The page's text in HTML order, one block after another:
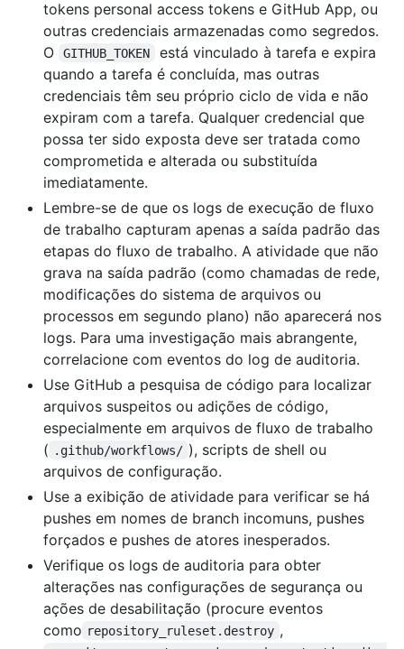
tokens personal access tokens e GitHub App, ou
outras credenciais armazenadas como segredos.
O
GITHUB_TOKEN
está vinculado à tarefa e expira
quando a tarefa é concluída, mas outras
credenciais têm seu próprio ciclo de vida e não
expiram com a tarefa. Qualquer credencial que
possa ter sido exposta deve ser tratada como
comprometida e alterada ou substituída
imediatamente.
Lembre-se de que os logs de execução de fluxo
de trabalho capturam apenas a saída padrão das
etapas do fluxo de trabalho. A atividade que não
grava na saída padrão (como chamadas de rede,
modificações do sistema de arquivos ou
processos em segundo plano) não aparecerá nos
logs. Para uma investigação mais abrangente,
correlacione com eventos do log de auditoria.
Use GitHub a pesquisa de código para localizar
arquivos suspeitos ou adições de código,
especialmente em arquivos de fluxo de trabalho
( .github/workflows/ ), scripts de shell ou
arquivos de configuração.
Use a exibição de atividade para verificar se há
pushes em nomes de branch incomuns, pushes
forçados e pushes de atores inesperados.
Verifique os logs de auditoria para obter
alterações nas configurações de segurança ou
ações de desabilitação (procure eventos
como repository_ruleset.destroy ,